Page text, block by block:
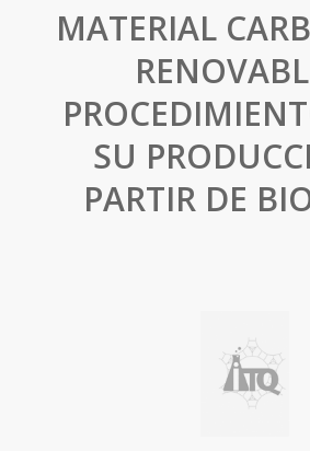
MATERIAL
SU
PARTIR DE